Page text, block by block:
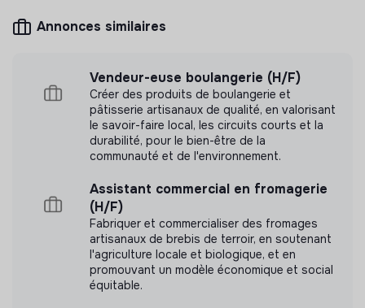
Labels et certifications
Référencé par Shift Your Job.
Adhérent du Mouvement Impact
France.
Annonces similaires
Vendeur-euse boulangerie (H/F)
Créer des produits de boulangerie et
pâtisserie artisanaux de qualité, en valorisant
le savoir-faire local, les circuits courts et la
durabilité, pour le bien-être de la
communauté et de l'environnement.
Assistant commercial en fromagerie
(H/F)
Fabriquer et commercialiser des fromages
artisanaux de brebis de terroir, en soutenant
l'agriculture locale et biologique, et en
promouvant un modèle économique et social
équitable.